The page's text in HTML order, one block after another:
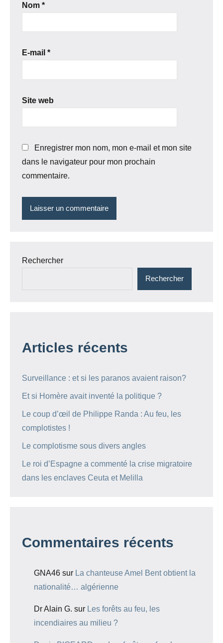
Nom *
E-mail *
Site web
Enregistrer mon nom, mon e-mail et mon site
dans le navigateur pour mon prochain
commentaire.
Rechercher
Rechercher
Articles récents
Surveillance : et si les paranos avaient raison?
Et si Homère avait inventé la politique ?
Le coup d’œil de Philippe Randa : Au feu, les
complotistes !
Le complotisme sous divers angles
Le roi d’Espagne a commenté la crise migratoire
dans les enclaves Ceuta et Melilla
Commentaires récents
GNA46 sur La chanteuse Amel Bent obtient la
nationalité… algérienne
Dr Alain G. sur Les forêts au feu, les
incendiaires au milieu ?